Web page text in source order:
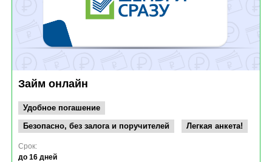
Займ онлайн
Удобное погашение
Безопасно, без залога и поручителей
Легкая анкета!
Срок:
до 16 дней